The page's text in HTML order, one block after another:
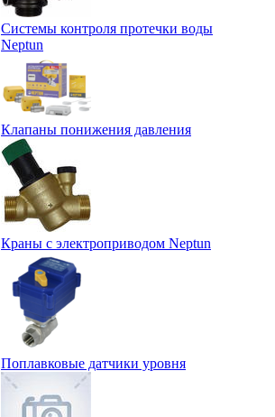
Системы контроля протечки воды
Neptun
Клапаны понижения давления
Краны с электроприводом Neptun
Поплавковые датчики уровня